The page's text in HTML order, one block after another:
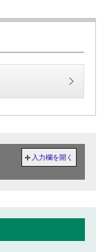
入力欄を開く